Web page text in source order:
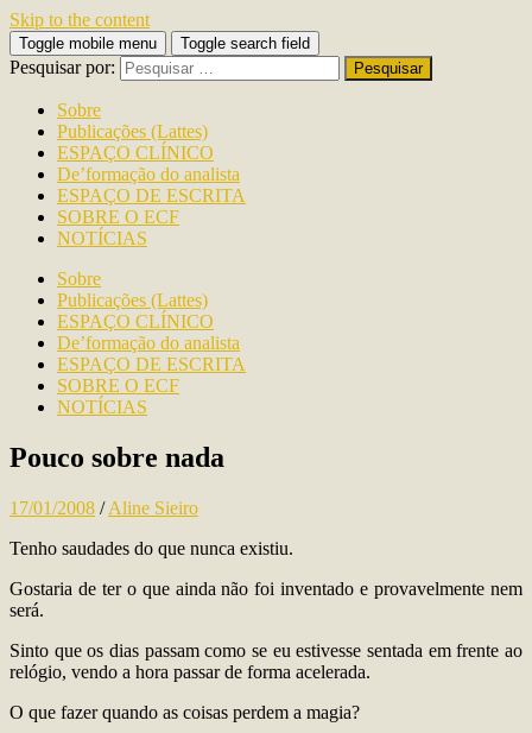
Skip to the content
Toggle mobile menu Toggle search field
Pesquisar por:
Sobre
Publicações (Lattes)
ESPAÇO CLÍNICO
De’formação do analista
ESPAÇO DE ESCRITA
SOBRE O ECF
NOTÍCIAS
Sobre
Publicações (Lattes)
ESPAÇO CLÍNICO
De’formação do analista
ESPAÇO DE ESCRITA
SOBRE O ECF
NOTÍCIAS
Pouco sobre nada
17/01/2008 /Aline Sieiro
Tenho saudades do que nunca existiu.
Gostaria de ter o que ainda não foi inventado e provavelmente nem
será.
Sinto que os dias passam como se eu estivesse sentada em frente ao
relógio, vendo a hora passar de forma acelerada.
O que fazer quando as coisas perdem a magia?